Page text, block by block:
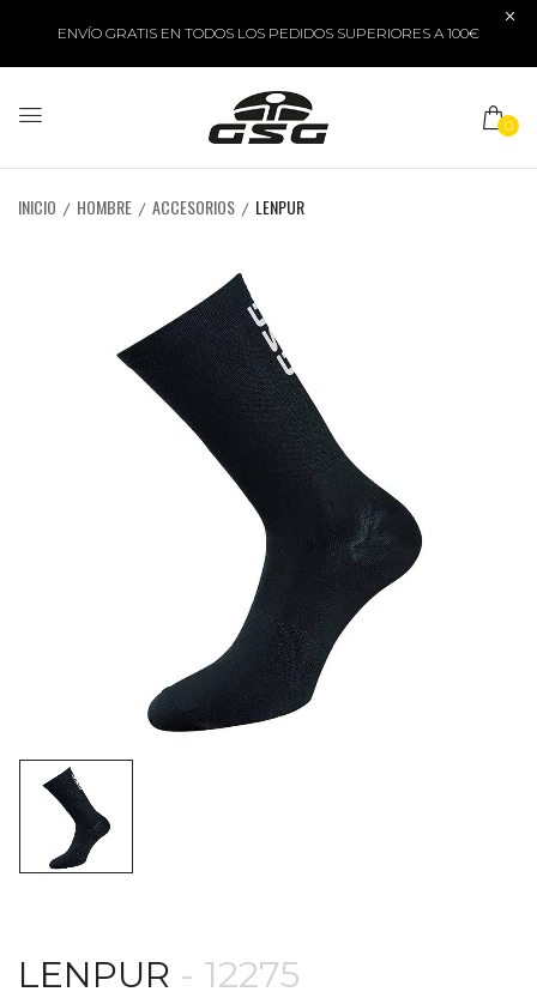
ENVÍO GRATIS EN TODOS LOS PEDIDOS SUPERIORES A 100€
0
INICIO HOMBRE ACCESORIOS LENPUR
LENPUR - 12275